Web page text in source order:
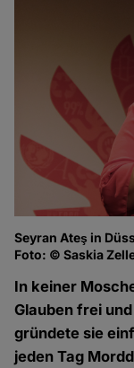
Seyran Ateş in
Foto: © Saskia
In keiner
Glauben frei
gründete sie
jeden Tag